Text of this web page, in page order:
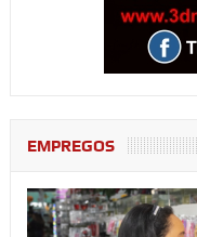
EMPREGOS